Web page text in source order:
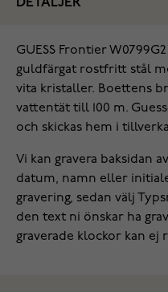
DETALJER
GUESS Frontier
guldfärgat rostfritt stål
vita kristaller. Boettens
vattentät till 100 m.
och skickas hem i
Vi kan gravera baksidan
datum, namn eller
gravering, sedan välj
den text ni önskar ha
graverade klockor kan ej